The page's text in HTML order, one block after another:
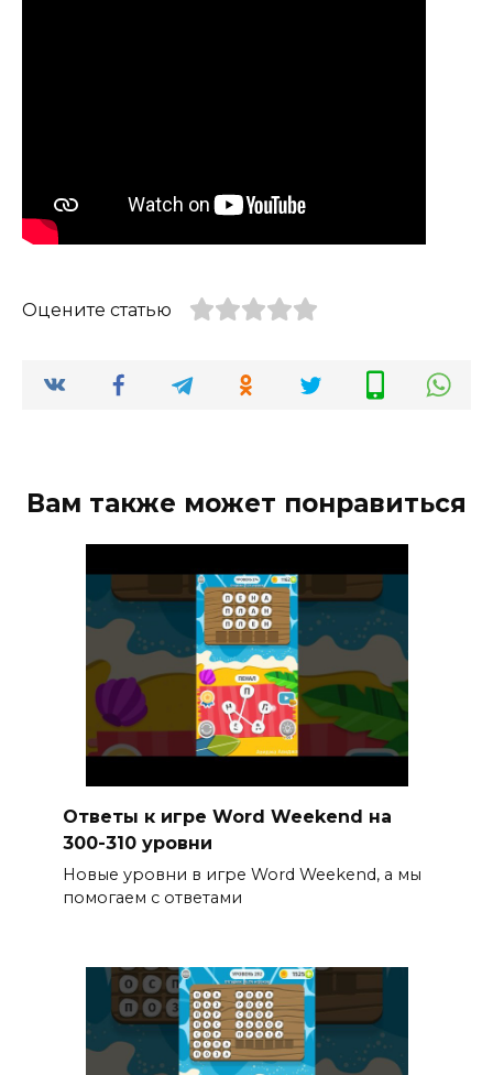
Оцените статью
Вам также может понравиться
Ответы к игре Word Weekend на
300-310 уровни
Новые уровни в игре Word Weekend, а мы
помогаем с ответами